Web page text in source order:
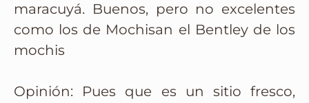
maracuyá. Buenos, pero no excelentes
como los de Mochisan el Bentley de los
mochis
Opinión: Pues que es un sitio fresco,